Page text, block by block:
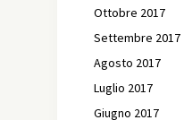
Ottobre 2017
Settembre 2017
Agosto 2017
Luglio 2017
Giugno 2017